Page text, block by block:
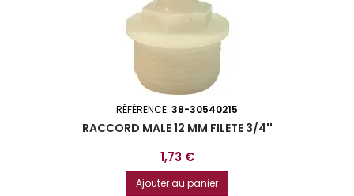
RÉFÉRENCE: 38-30540215
RACCORD MALE 12 MM FILETE 3/4''
Prix
1,73 €
Ajouter au panier